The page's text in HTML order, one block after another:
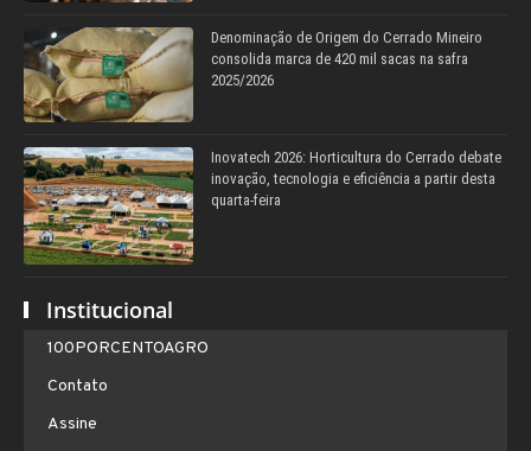
Denominação de Origem do Cerrado Mineiro
consolida marca de 420 mil sacas na safra
2025/2026
Inovatech 2026: Horticultura do Cerrado debate
inovação, tecnologia e eficiência a partir desta
quarta-feira
Institucional
100PORCENTOAGRO
Contato
Assine